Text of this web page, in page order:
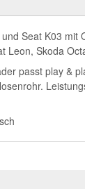
Seat K03 mit
Leon, Skoda
passt play &